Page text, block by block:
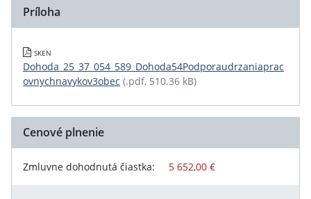
Príloha
SKEN
Dohoda_25_37_054_589_Dohoda54Podporaudrzaniaprac
ovnychnavykov3obec (.pdf, 510.36 kB)
Cenové plnenie
Zmluvne dohodnutá čiastka: 5 652,00 €